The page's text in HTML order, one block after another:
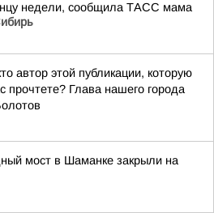
недели, сообщила ТАСС мама
автор этой публикации, которую
прочтете? Глава нашего города
мост в Шаманке закрыли на